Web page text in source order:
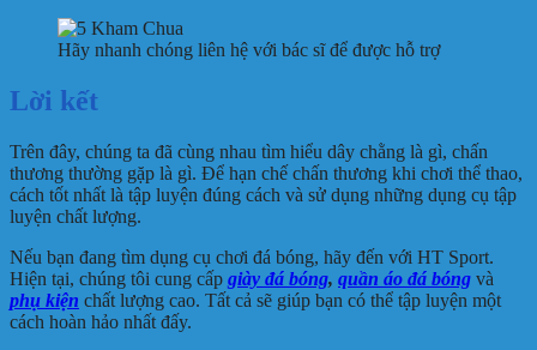
Hãy nhanh chóng liên hệ với bác sĩ để được hỗ trợ
Lời kết
Trên đây, chúng ta đã cùng nhau tìm hiểu dây chằng là gì, chấn
thương thường gặp là gì. Để hạn chế chấn thương khi chơi thể thao,
cách tốt nhất là tập luyện đúng cách và sử dụng những dụng cụ tập
luyện chất lượng.
Nếu bạn đang tìm dụng cụ chơi đá bóng, hãy đến với HT Sport.
Hiện tại, chúng tôi cung cấp giày đá bóng, quần áo đá bóng và
phụ kiện chất lượng cao. Tất cả sẽ giúp bạn có thể tập luyện một
cách hoàn hảo nhất đấy.